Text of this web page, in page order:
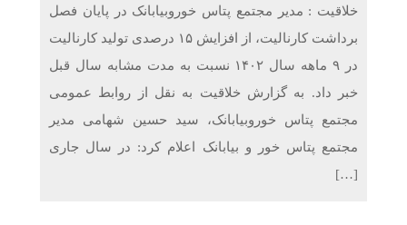
خلاقیت : مدیر مجتمع پتاس خوروبیابانک در پایان فصل
برداشت کارنالیت، از افزایش ۱۵ درصدی تولید کارنالیت
در ۹ ماهه سال ۱۴۰۲ نسبت به مدت مشابه سال قبل
خبر داد. به گزارش خلاقیت به نقل از روابط عمومی
مجتمع پتاس خوروبیابانک، سید حسین شهامی مدیر
مجتمع پتاس خور و بیابانک اعلام کرد: در سال جاری
[…]